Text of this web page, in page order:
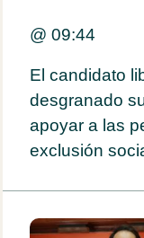
@ 09:44
El candidato
desgranado
apoyar a las
exclusión